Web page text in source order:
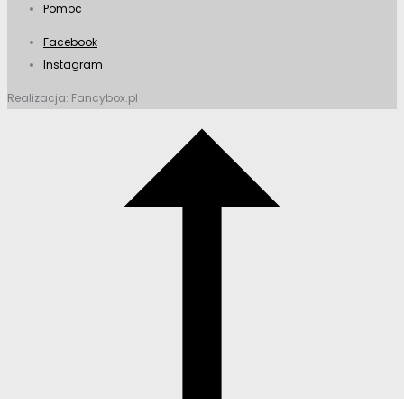
Pomoc
Facebook
Instagram
Realizacja: Fancybox.pl